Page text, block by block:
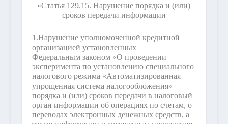
«Статья 129.15. Нарушение порядка и (или)
сроков передачи информации
1.Нарушение уполномоченной кредитной
организацией установленных
Федеральным законом «О проведении
эксперимента по установлению специального
налогового режима «Автоматизированная
упрощенная система налогообложения»
порядка и (или) сроков передачи в налоговый
орган информации об операциях по счетам, о
переводах электронных денежных средств, а